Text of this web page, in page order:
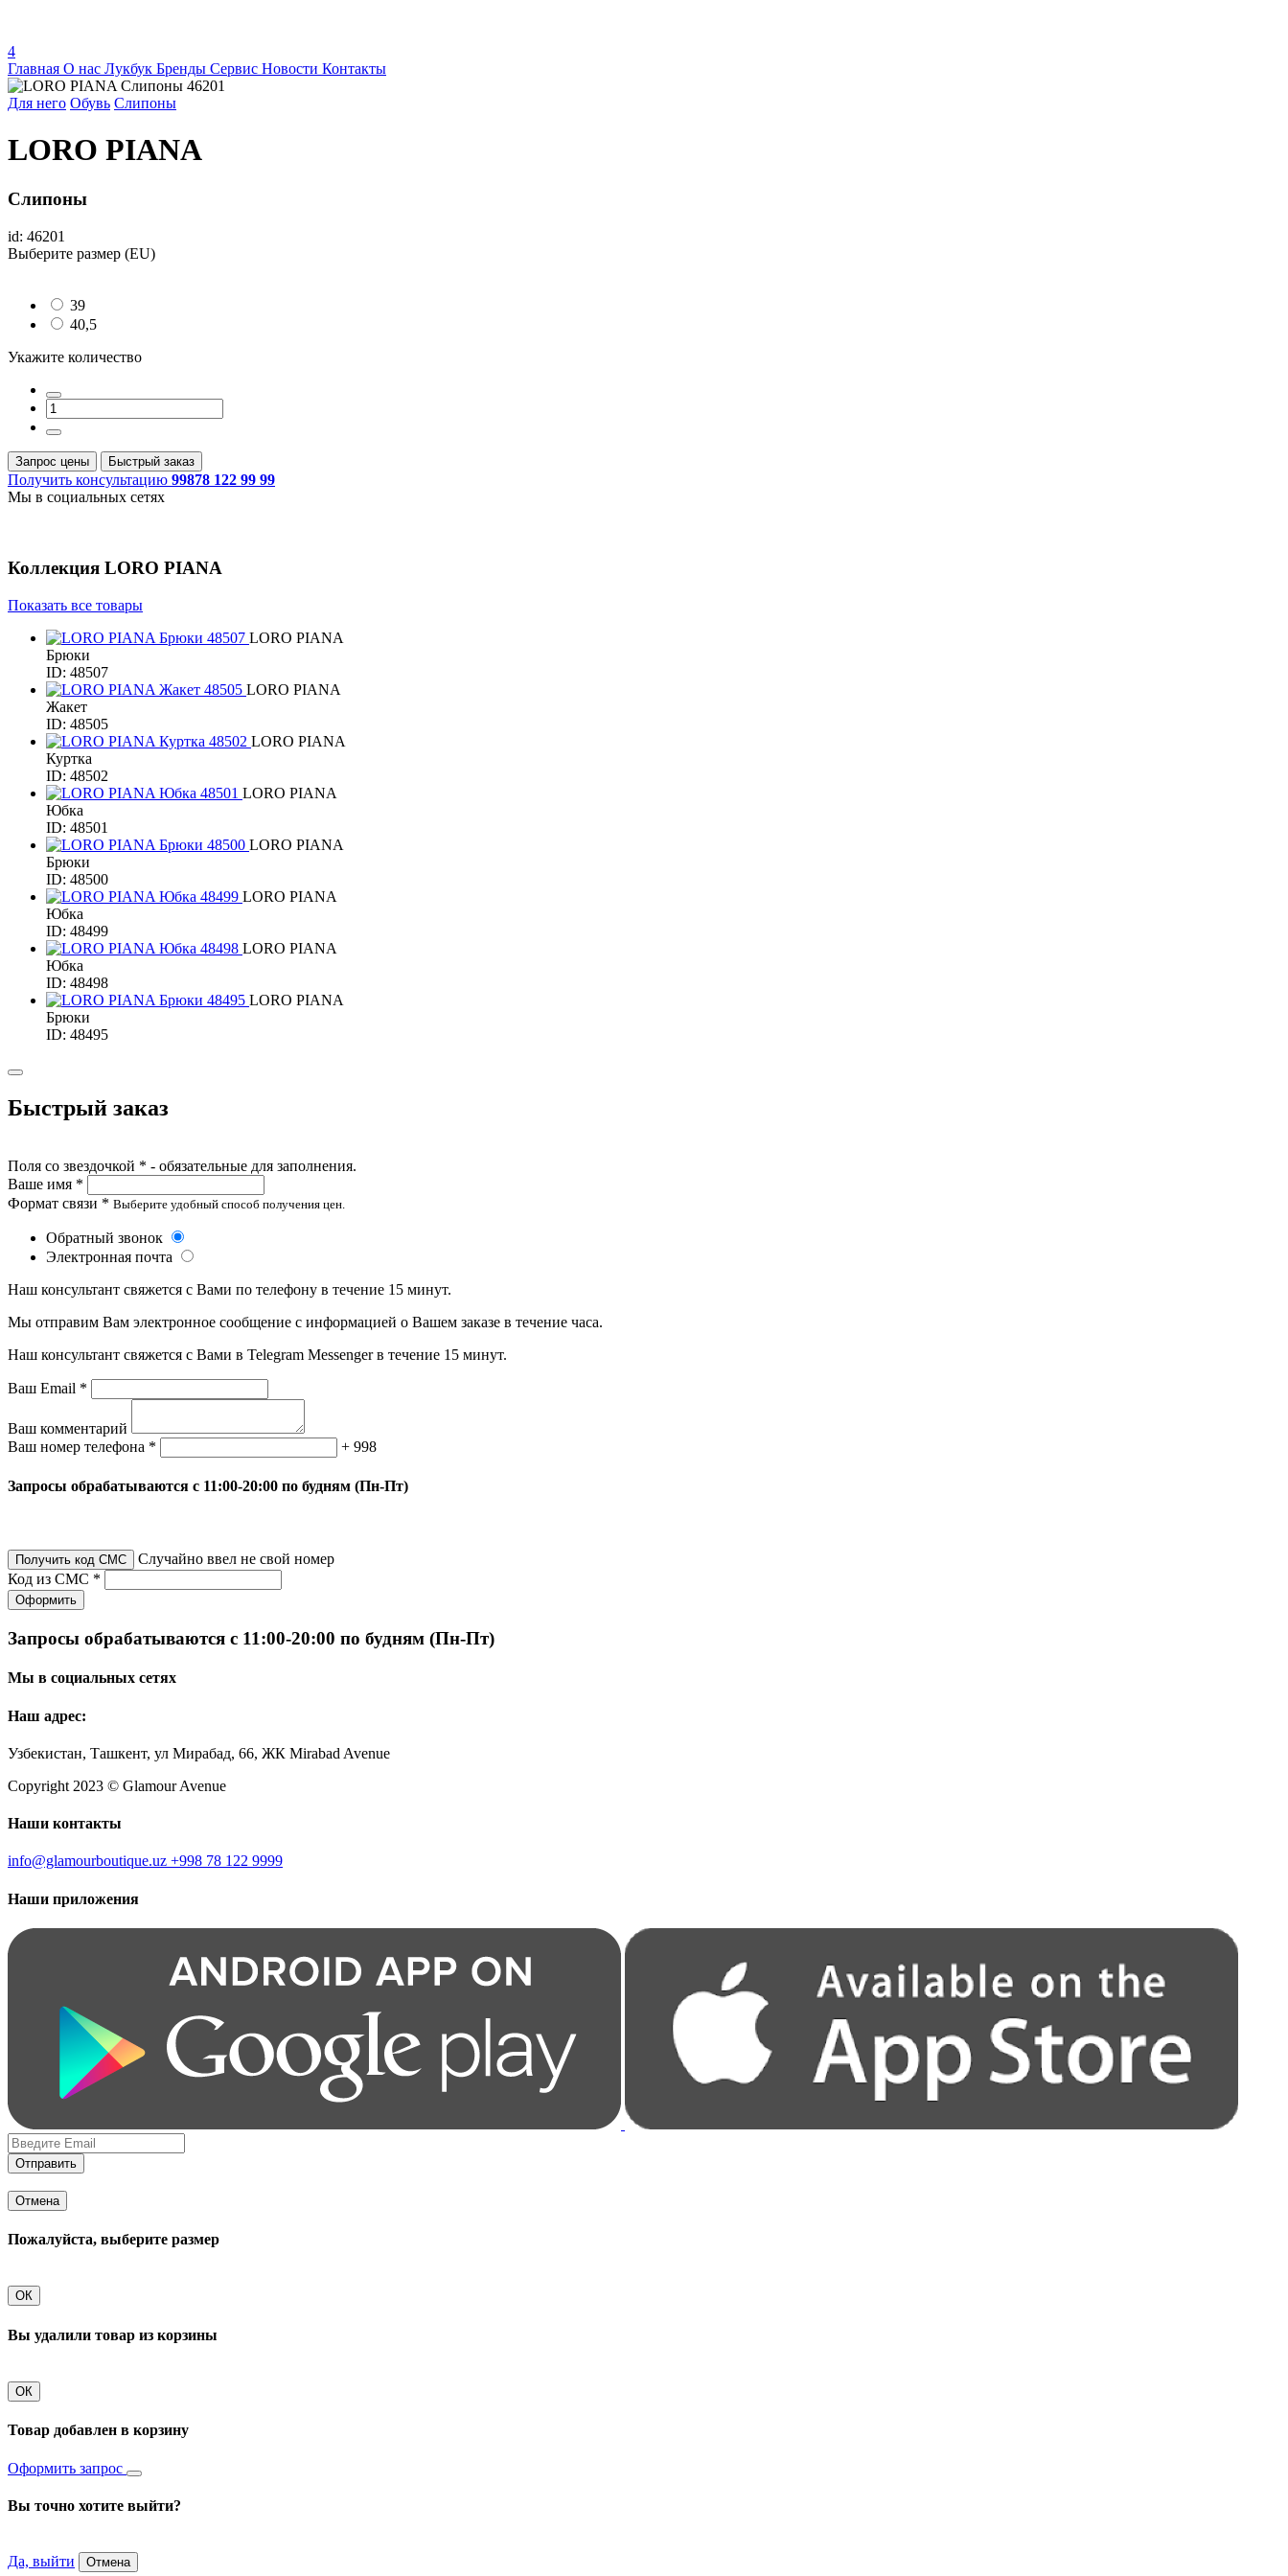
4
Главная О нас Лукбук Бренды Сервис Новости Контакты
Для него Обувь Слипоны
LORO PIANA
Слипоны
id: 46201
Выберите размер (EU)
39
40,5
Укажите количество
Запрос цены Быстрый заказ
Получить консультацию 99878 122 99 99
Мы в социальных сетях
Коллекция LORO PIANA
Показать все товары
LORO PIANA
Брюки
ID: 48507
LORO PIANA
Жакет
ID: 48505
LORO PIANA
Куртка
ID: 48502
LORO PIANA
Юбка
ID: 48501
LORO PIANA
Брюки
ID: 48500
LORO PIANA
Юбка
ID: 48499
LORO PIANA
Юбка
ID: 48498
LORO PIANA
Брюки
ID: 48495
Быстрый заказ
Поля со звездочкой * - обязательные для заполнения.
Ваше имя *
Формат связи * Выберите удобный способ получения цен.
Обратный звонок
Электронная почта
Наш консультант свяжется с Вами по телефону в течение 15 минут.
Мы отправим Вам электронное сообщение с информацией о Вашем заказе в течение часа.
Наш консультант свяжется с Вами в Telegram Messenger в течение 15 минут.
Ваш Email *
Ваш комментарий
Ваш номер телефона *
+ 998
Запросы обрабатываются с 11:00-20:00 по будням (Пн-Пт)
Получить код СМС
Случайно ввел не свой номер
Код из СМС *
Оформить
Запросы обрабатываются с 11:00-20:00 по будням (Пн-Пт)
Мы в социальных сетях
Наш адрес:
Узбекистан, Ташкент, ул Мирабад, 66, ЖК Mirabad Avenue
Copyright 2023 © Glamour Avenue
Наши контакты
info@glamourboutique.uz +998 78 122 9999
Наши приложения
Отправить
Отмена
Пожалуйста, выберите размер
ОК
Вы удалили товар из корзины
ОК
Товар добавлен в корзину
Оформить запрос
Вы точно хотите выйти?
Да, выйти Отмена